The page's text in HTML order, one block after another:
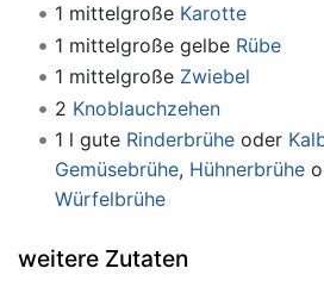
1 mittelgroße Karotte
1 mittelgroße gelbe Rübe
1 mittelgroße Zwiebel
2 Knoblauchzehen
1 l gute Rinderbrüheoder
Gemüsebrühe, Hühnerbrühe
Würfelbrühe
weitere Zutaten